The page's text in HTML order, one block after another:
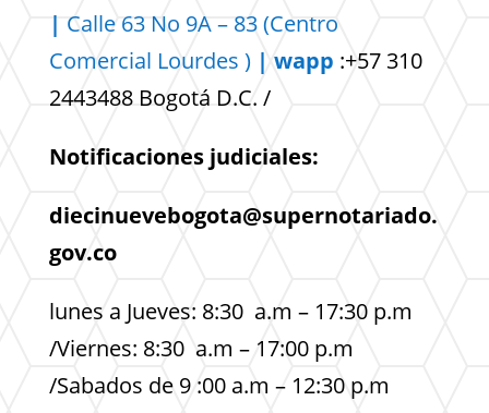
| Calle 63 No 9A – 83 (Centro
Comercial Lourdes ) | wapp :+57 310
2443488 Bogotá D.C. /
Notificaciones judiciales:
diecinuevebogota@supernotariado.
gov.co
lunes a Jueves: 8:30 a.m – 17:30 p.m
/Viernes: 8:30 a.m – 17:00 p.m
/Sabados de 9 :00 a.m – 12:30 p.m